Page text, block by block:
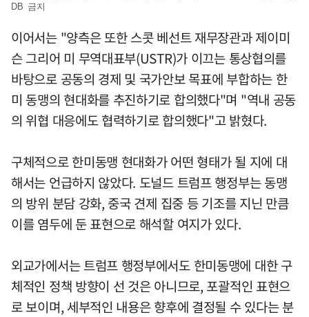
DB 금지
이어서는 "양측은 또한 스콧 베선트 재무장관과 제이미
슨 그리어 미 무역대표부(USTR)가 이끄는 통상협의를
바탕으로 공동의 경제 및 국가안보 목표에 부합하는 한
미 동맹의 현대화를 추진하기로 합의했다"며 "역내 공동
의 위협 대응에도 협력하기로 합의했다"고 밝혔다.
구체적으로 한미동맹 현대화가 어떤 형태가 될 지에 대
해서는 언급하지 않았다. 도널드 트럼프 행정부는 동맹
의 방위 분담 강화, 중국 견제 집중 등 기조를 지닌 만큼
이를 염두에 둔 표현으로 해석할 여지가 있다.
외교가에서는 트럼프 행정부에서도 한미동맹에 대한 구
체적인 정책 방향이 선 것은 아니므로, 포괄적인 표현으
로 보이며, 세부적인 내용은 향후에 결정될 수 있다는 분